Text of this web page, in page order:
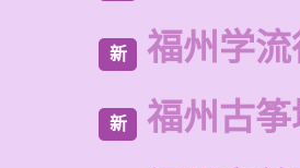
新 福州学
新 福州古